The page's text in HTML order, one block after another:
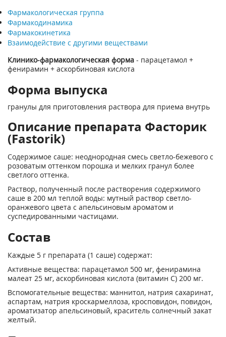
Фармакологическая группа
Фармакодинамика
Фармакокинетика
Взаимодействие с другими веществами
Клинико-фармакологическая форма - парацетамол +
фенирамин + аскорбиновая кислота
Форма выпуска
гранулы для приготовления раствора для приема внутрь
Описание препарата Фасторик
(Fastorik)
Содержимое саше: неоднородная смесь светло-бежевого с
розоватым оттенком порошка и мелких гранул более
светлого оттенка.
Раствор, полученный после растворения содержимого
саше в 200 мл теплой воды: мутный раствор светло-
оранжевого цвета с апельсиновым ароматом и
суспедированными частицами.
Состав
Каждые 5 г препарата (1 саше) содержат:
Активные вещества: парацетамол 500 мг, фенирамина
малеат 25 мг, аскорбиновая кислота (витамин С) 200 мг.
Вспомогательные вещества: маннитол, натрия сахаринат,
аспартам, натрия кроскармеллоза, кросповидон, повидон,
ароматизатор апельсиновый, краситель солнечный закат
желтый.